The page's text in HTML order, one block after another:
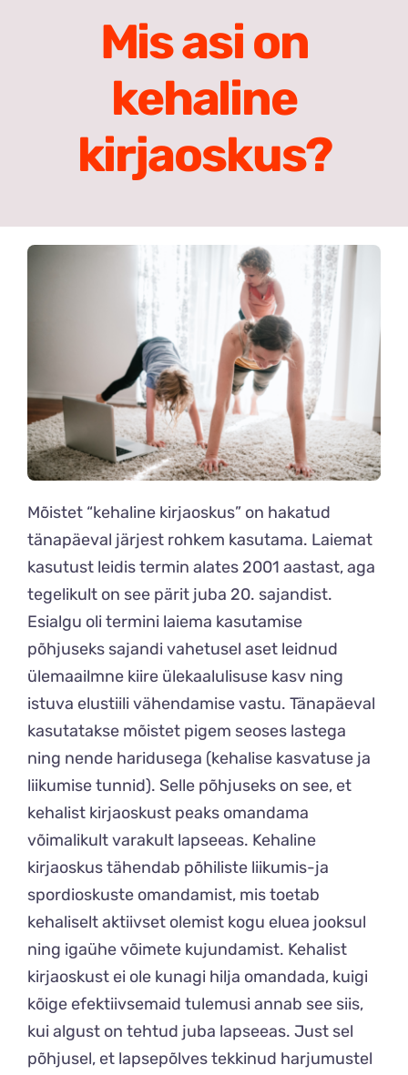
Mis asi on
kehaline
kirjaoskus?
Mõistet “kehaline kirjaoskus” on hakatud
tänapäeval järjest rohkem kasutama. Laiemat
kasutust leidis termin alates 2001 aastast, aga
tegelikult on see pärit juba 20. sajandist.
Esialgu oli termini laiema kasutamise
põhjuseks sajandi vahetusel aset leidnud
ülemaailmne kiire ülekaalulisuse kasv ning
istuva elustiili vähendamise vastu. Tänapäeval
kasutatakse mõistet pigem seoses lastega
ning nende haridusega (kehalise kasvatuse ja
liikumise tunnid). Selle põhjuseks on see, et
kehalist kirjaoskust peaks omandama
võimalikult varakult lapseeas. Kehaline
kirjaoskus tähendab põhiliste liikumis-ja
spordioskuste omandamist, mis toetab
kehaliselt aktiivset olemist kogu eluea jooksul
ning igaühe võimete kujundamist. Kehalist
kirjaoskust ei ole kunagi hilja omandada, kuigi
kõige efektiivsemaid tulemusi annab see siis,
kui algust on tehtud juba lapseeas. Just sel
põhjusel, et lapsepõlves tekkinud harjumustel